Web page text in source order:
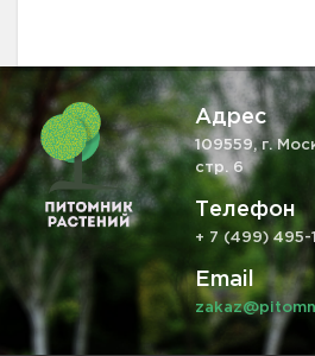
Адрес
109559, г.
стр. 6
Телефон
+ 7 (499) 495-
Email